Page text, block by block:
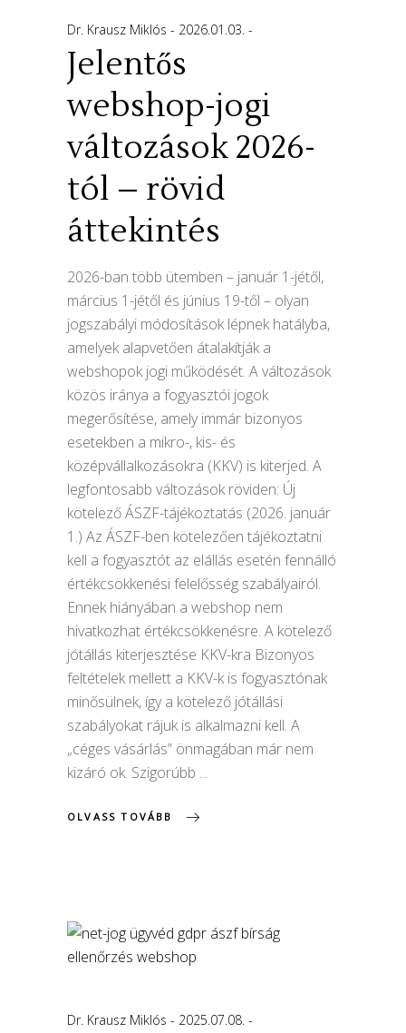
Dr. Krausz Miklós 2026.01.03.
Jelentős
webshop-jogi
változások 2026-
tól – rövid
áttekintés
2026-ban több ütemben – január 1-jétől,
március 1-jétől és június 19-től – olyan
jogszabályi módosítások lépnek hatályba,
amelyek alapvetően átalakítják a
webshopok jogi működését. A változások
közös iránya a fogyasztói jogok
megerősítése, amely immár bizonyos
esetekben a mikro-, kis- és
középvállalkozásokra (KKV) is kiterjed. A
legfontosabb változások röviden: Új
kötelező ÁSZF-tájékoztatás (2026. január
1.) Az ÁSZF-ben kötelezően tájékoztatni
kell a fogyasztót az elállás esetén fennálló
értékcsökkenési felelősség szabályairól.
Ennek hiányában a webshop nem
hivatkozhat értékcsökkenésre. A kötelező
jótállás kiterjesztése KKV-kra Bizonyos
feltételek mellett a KKV-k is fogyasztónak
minősülnek, így a kötelező jótállási
szabályokat rájuk is alkalmazni kell. A
„céges vásárlás” önmagában már nem
kizáró ok. Szigorúbb
OLVASS TOVÁBB
Dr. Krausz Miklós 2025.07.08.